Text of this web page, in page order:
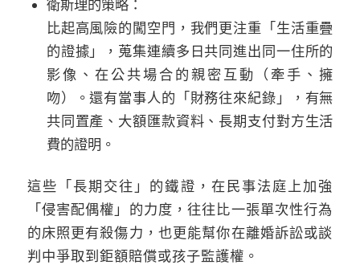
衛斯理的策略：
比起高風險的闖空門，我們更注重「生活重疊
的證據」，蒐集連續多日共同進出同一住所的
影像、在公共場合的親密互動（牽手、擁
吻）。還有當事人的「財務往來紀錄」，有無
共同置產、大額匯款資料、長期支付對方生活
費的證明。
這些「長期交往」的鐵證，在民事法庭上加強
「侵害配偶權」的力度，往往比一張單次性行為
的床照更有殺傷力，也更能幫你在離婚訴訟或談
判中爭取到鉅額賠償或孩子監護權。